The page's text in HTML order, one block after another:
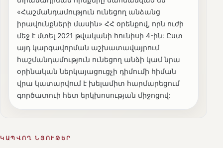
«Հաշմանդամություն ունեցող անձանց
իրավունքների մասին» ՀՀ օրենքով, որն ուժի
մեջ է մտել 2021 թվականի հունիսի 4-ին: Ըստ
այդ կարգավորման աշխատավայրում
հաշմանդամություն ունեցող անձի կամ նրա
օրինական ներկայացուցչի դիմումի հիման
վրա կատարվում է խելամիտ հարմարեցում
գործատուի հետ երկխոսության միջոցով:
ԿԱՊՎՈՂ ՆՅՈՒԹԵՐ